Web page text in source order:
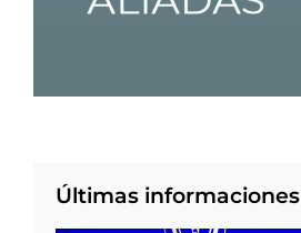
Últimas informaciones